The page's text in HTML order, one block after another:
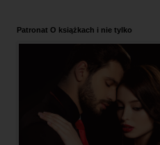
Patronat O książkach i nie tylko